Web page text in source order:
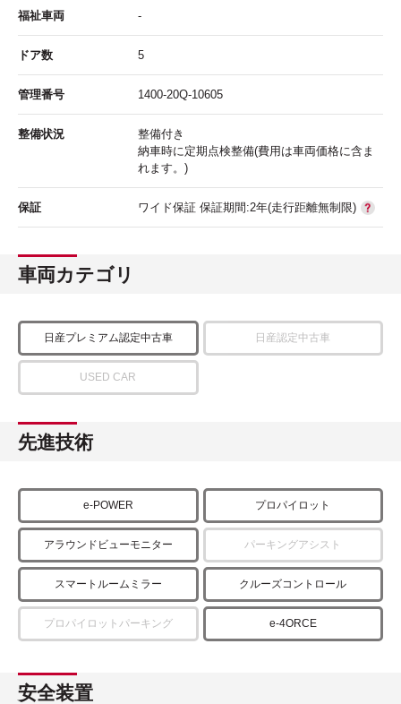
福祉車両 -
ドア数 5
管理番号 1400-20Q-10605
整備状況
整備付き
納車時に定期点検整備(費用は車両価格に含ま
れます。)
保証 ワイド保証 保証期間:2年(走行距離無制限)
車両カテゴリ
日産プレミアム認定中古車 日産認定中古車
USED CAR
先進技術
e-POWER プロパイロット
アラウンドビューモニター パーキングアシスト
スマートルームミラー クルーズコントロール
プロパイロットパーキング e-4ORCE
安全装置